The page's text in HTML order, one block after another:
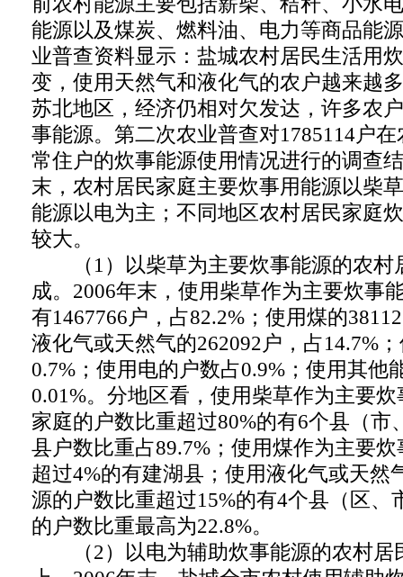
能源以及煤炭、燃料油、电力等商品能
业普查资料显示：盐城农村居民生活用
变，使用天然气和液化气的农户越来越
苏北地区，经济仍相对欠发达，许多农
事能源。第二次农业普查对1785114户
常住户的炊事能源使用情况进行的调查
末，农村居民家庭主要炊事用能源以柴
能源以电为主；不同地区农村居民家庭
较大。
（1）以柴草为主要炊事能源的农村
成。2006年末，使用柴草作为主要炊事
有1467766户，占82.2%；使用煤的
液化气或天然气的262092户，占14.7%
0.7%；使用电的户数占0.9%；使用其他
0.01%。分地区看，使用柴草作为主要
家庭的户数比重超过80%的有6个县（市
县户数比重占89.7%；使用煤作为主要
超过4%的有建湖县；使用液化气或天然
源的户数比重超过15%的有4个县（区、
的户数比重最高为22.8%。
（2）以电为辅助炊事能源的农村居